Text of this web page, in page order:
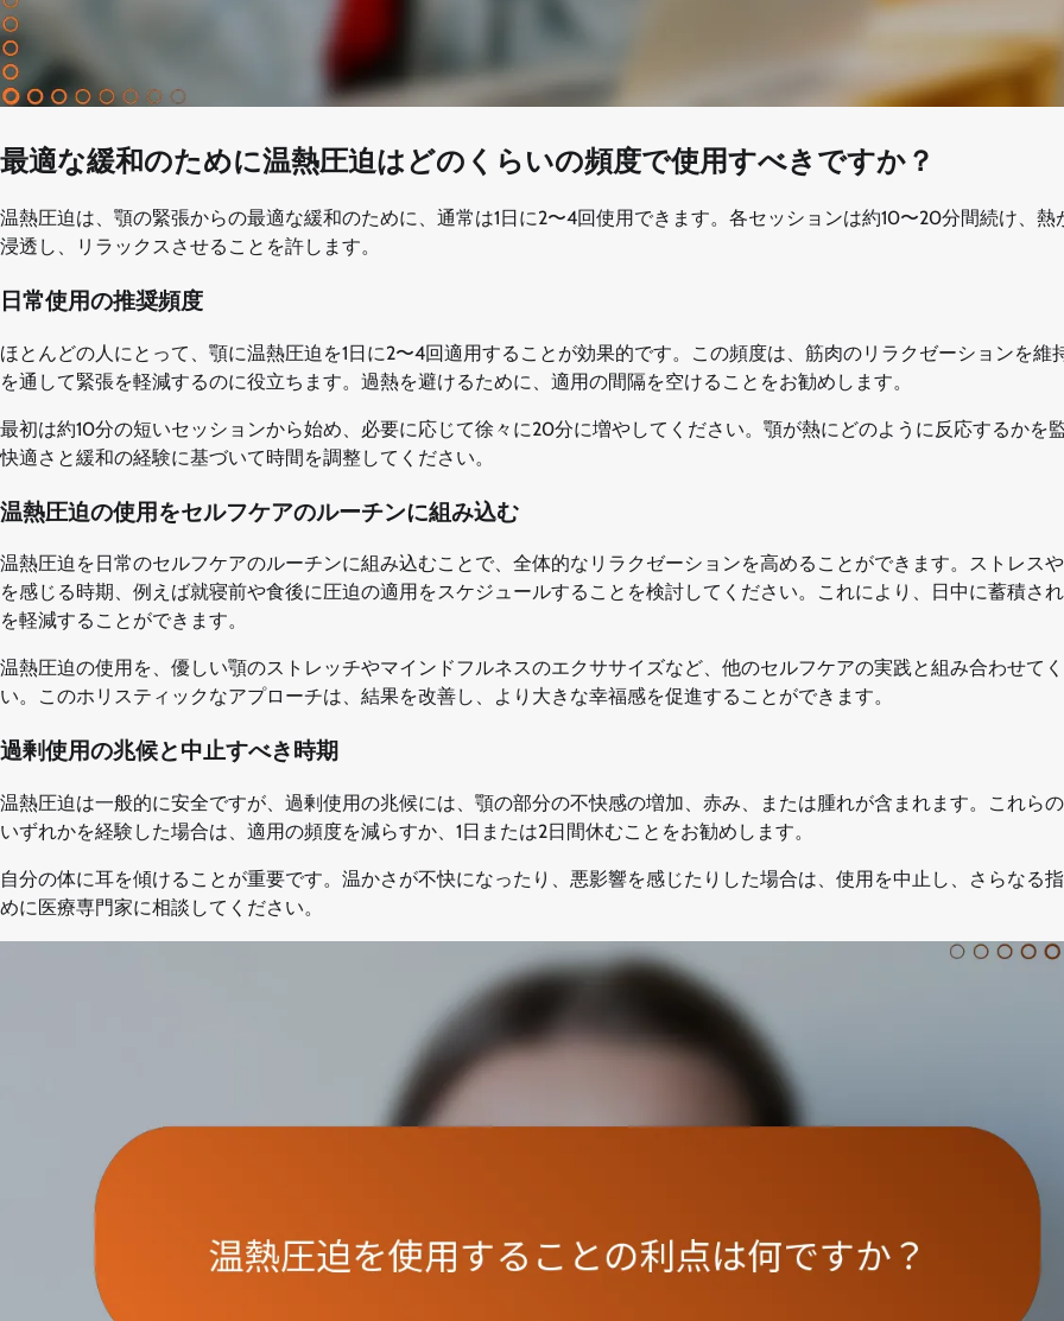
最適な緩和のために温熱圧迫はどのくらいの頻度で使用すべきですか？
温熱圧迫は、顎の緊張からの最適な緩和のために、通常は1日に2〜4回使用できます。各セッションは約10〜20分間続け、熱
浸透し、リラックスさせることを許します。
日常使用の推奨頻度
ほとんどの人にとって、顎に温熱圧迫を1日に2〜4回適用することが効果的です。この頻度は、筋肉のリラクゼーションを維
を通して緊張を軽減するのに役立ちます。過熱を避けるために、適用の間隔を空けることをお勧めします。
最初は約10分の短いセッションから始め、必要に応じて徐々に20分に増やしてください。顎が熱にどのように反応するかを
快適さと緩和の経験に基づいて時間を調整してください。
温熱圧迫の使用をセルフケアのルーチンに組み込む
温熱圧迫を日常のセルフケアのルーチンに組み込むことで、全体的なリラクゼーションを高めることができます。ストレス
を感じる時期、例えば就寝前や食後に圧迫の適用をスケジュールすることを検討してください。これにより、日中に蓄積さ
を軽減することができます。
温熱圧迫の使用を、優しい顎のストレッチやマインドフルネスのエクササイズなど、他のセルフケアの実践と組み合わせて
い。このホリスティックなアプローチは、結果を改善し、より大きな幸福感を促進することができます。
過剰使用の兆候と中止すべき時期
温熱圧迫は一般的に安全ですが、過剰使用の兆候には、顎の部分の不快感の増加、赤み、または腫れが含まれます。これら
いずれかを経験した場合は、適用の頻度を減らすか、1日または2日間休むことをお勧めします。
自分の体に耳を傾けることが重要です。温かさが不快になったり、悪影響を感じたりした場合は、使用を中止し、さらなる
めに医療専門家に相談してください。